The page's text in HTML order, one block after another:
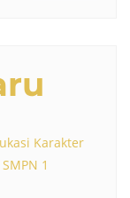
Karakter
1